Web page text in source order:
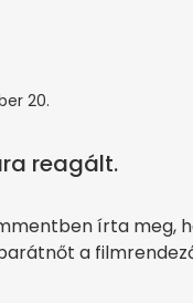
20.
reagált.
írta meg,
a